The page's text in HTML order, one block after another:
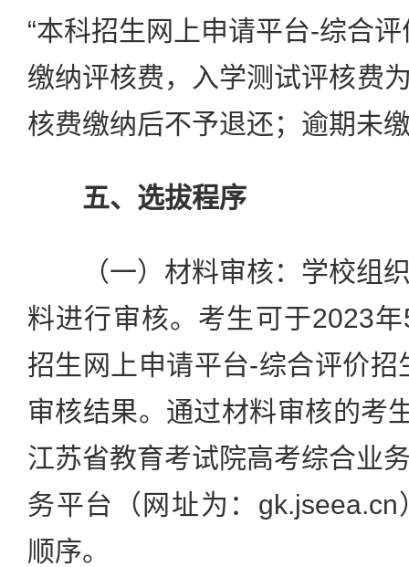
“本科招生网上申请平台-综合
缴纳评核费，入学测试评核费
核费缴纳后不予退还；逾期未
五、选拔程序
（一）材料审核：学校组织
料进行审核。考生可于2023
招生网上申请平台-综合评价招
审核结果。通过材料审核的考
江苏省教育考试院高考综合业
务平台（网址为：
顺序。